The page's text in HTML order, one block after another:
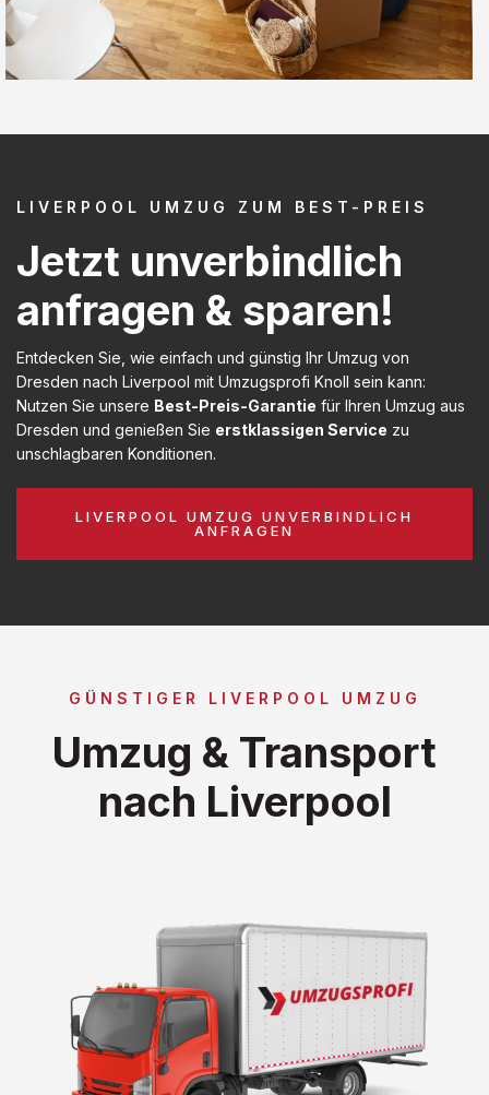
LIVERPOOL UMZUG ZUM BEST-PREIS
Jetzt unverbindlich
anfragen & sparen!
Entdecken Sie, wie einfach und günstig Ihr Umzug von
Dresden nach Liverpool mit Umzugsprofi Knoll sein kann:
Nutzen Sie unsere Best-Preis-Garantie für Ihren Umzug aus
Dresden und genießen Sie erstklassigen Service zu
unschlagbaren Konditionen.
LIVERPOOL UMZUG UNVERBINDLICH
ANFRAGEN
GÜNSTIGER LIVERPOOL UMZUG
Umzug & Transport
nach Liverpool